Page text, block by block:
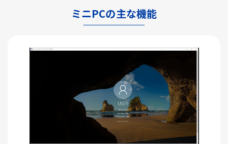
ミニPCの主な機能